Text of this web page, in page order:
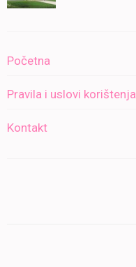
Početna
Pravila i uslovi korištenja
Kontakt